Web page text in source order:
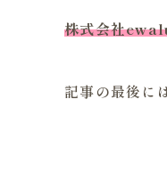
株式会社
記事の最後に